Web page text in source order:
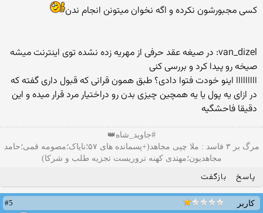
كسی مجبورشون نكرده و اگه نخوان میتونن انجام ندن
van_dizel: در صیغه عقد حرفی از مهریه زده نشده توی اینترنت میشه
صیخه رو پیدا كرد و بررسی كنی
ااااااااا اینو خودت فتوا دادی؟ طبق همون قرانی كه قبول داری گفته كه
در ازای یه پول یا یه همچین چیزی بدن رو دراختیار مرد قرار میده و این
دقیقا فاحشگیه
#جاوید_شاه👑
مرگ بر ۳ فاسد : ملا چپی مجاهد(+پسمانده های ۵۷؛نایاک؛مصومه قمی؛حامد
مجاهدیون؛مهتدی کهنه تروریست تجزیه طلب و شرکا)
پاسخ بازگفت
کاربر
#5